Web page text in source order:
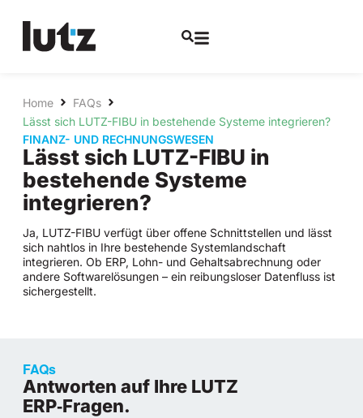
Home
FAQs
Lässt sich LUTZ-FIBU in bestehende Systeme integrieren?
FINANZ- UND RECHNUNGSWESEN
Lässt sich LUTZ-FIBU in
bestehende Systeme
integrieren?
Ja, LUTZ-FIBU verfügt über offene Schnittstellen und lässt
sich nahtlos in Ihre bestehende Systemlandschaft
integrieren. Ob ERP, Lohn- und Gehaltsabrechnung oder
andere Softwarelösungen – ein reibungsloser Datenfluss ist
sichergestellt.
FAQs
Antworten auf Ihre LUTZ
ERP‑Fragen.